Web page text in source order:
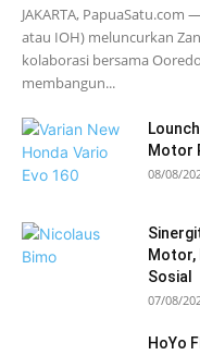
JAKARTA,
atau IOH) meluncurkan
kolaborasi bersama
membangun...
Motor
08/08/
Motor,
Sosial
07/08/
HoYo